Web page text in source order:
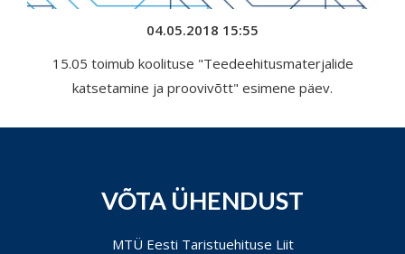
04.05.2018 15:55
15.05 toimub koolituse "Teedeehitusmaterjalide
katsetamine ja proovivõtt" esimene päev.
VÕTA ÜHENDUST
MTÜ Eesti Taristuehituse Liit